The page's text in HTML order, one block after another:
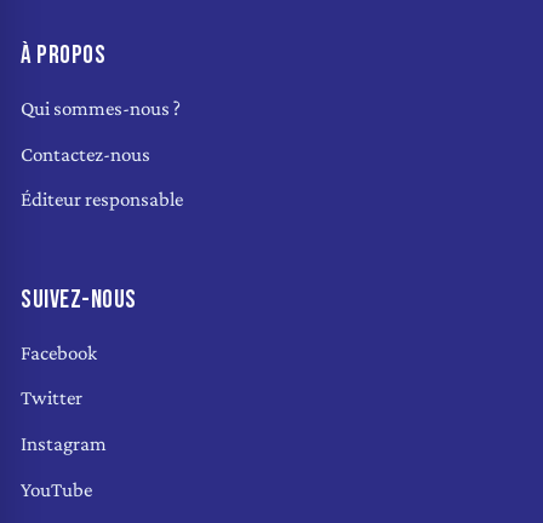
À PROPOS
Qui sommes-nous ?
Contactez-nous
Éditeur responsable
SUIVEZ-NOUS
Facebook
Twitter
Instagram
YouTube